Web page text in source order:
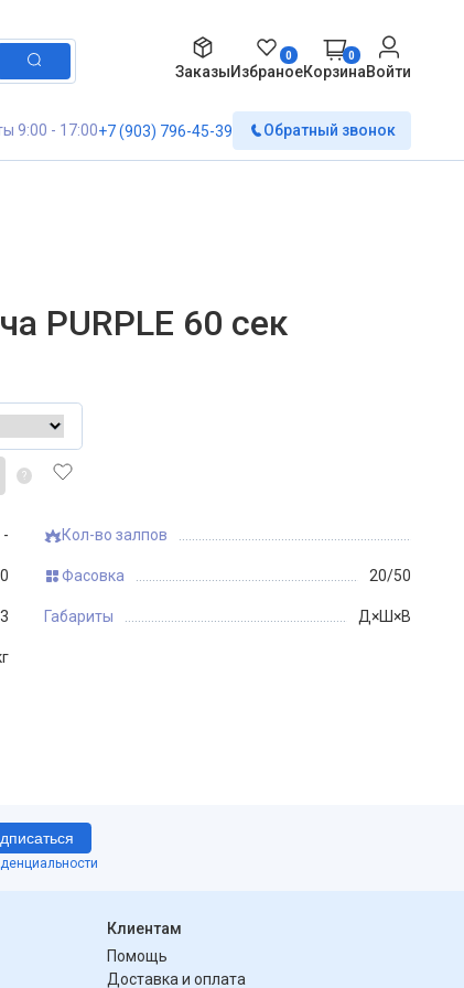
ЗаказыИзбраное
0
Корзина
0
Войти
9:00 - 17:00+7 (903) 796-45-39 Обратный звонок
PURPLE 60 сек
?
- Кол-во залпов
Фасовка 20/50
Габариты Д×Ш×В
Клиентам
Помощь
Доставка и оплата